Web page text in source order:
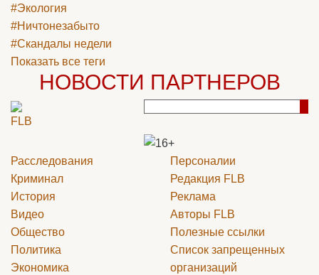
#Экология
#Ничтонезабыто
#Скандалы недели
Показать все теги
НОВОСТИ ПАРТНЕРОВ
Расследования
Криминал
История
Видео
Общество
Политика
Экономика
Персоналии
Редакция FLB
Реклама
Авторы FLB
Полезные ссылки
Список запрещенных
организаций